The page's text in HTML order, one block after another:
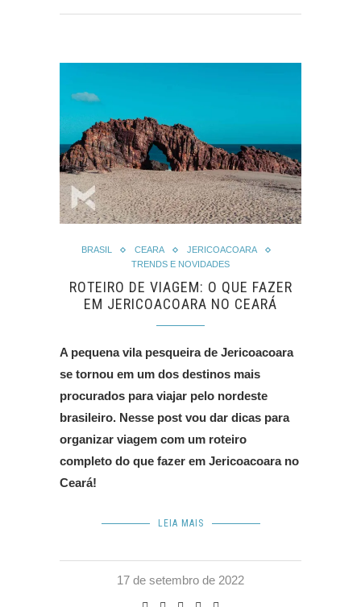
BRASIL CEARA
JERICOACOARA
TRENDS E NOVIDADES
ROTEIRO DE VIAGEM: O QUE FAZER
EM JERICOACOARA NO CEARÁ
A pequena vila pesqueira de Jericoacoara
se tornou em um dos destinos mais
procurados para viajar pelo nordeste
brasileiro. Nesse post vou dar dicas para
organizar viagem com um roteiro
completo do que fazer em Jericoacoara no
Ceará!
LEIA MAIS
17 de setembro de 2022